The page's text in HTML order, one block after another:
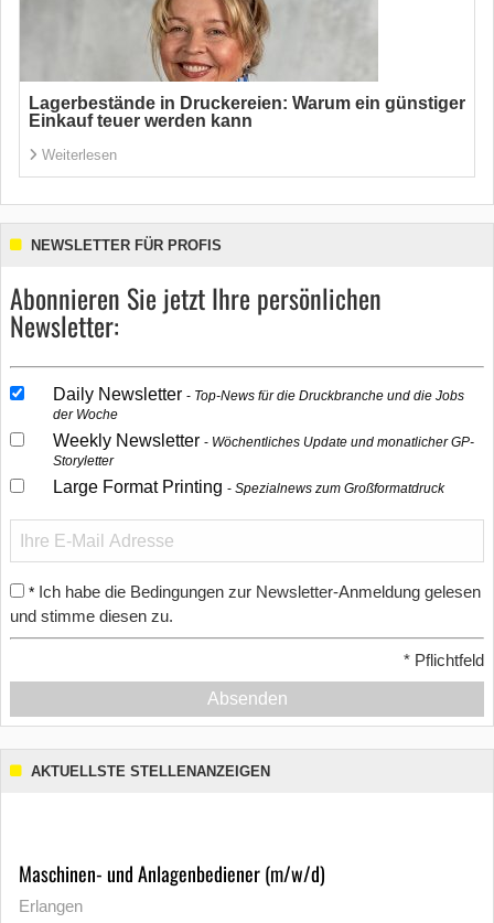
Lagerbestände in Druckereien: Warum ein günstiger
Einkauf teuer werden kann
Weiterlesen
NEWSLETTER FÜR PROFIS
Abonnieren Sie jetzt Ihre persönlichen
Newsletter:
Daily Newsletter
Top-News für die Druckbranche und die Jobs
der Woche
Weekly Newsletter
Wöchentliches Update und monatlicher GP-
Storyletter
Large Format Printing Spezialnews zum Großformatdruck
* Ich habe die Bedingungen zur Newsletter-Anmeldung gelesen
und stimme diesen zu.
* Pflichtfeld
Absenden
AKTUELLSTE STELLENANZEIGEN
Maschinen- und Anlagenbediener (m/w/d)
Erlangen